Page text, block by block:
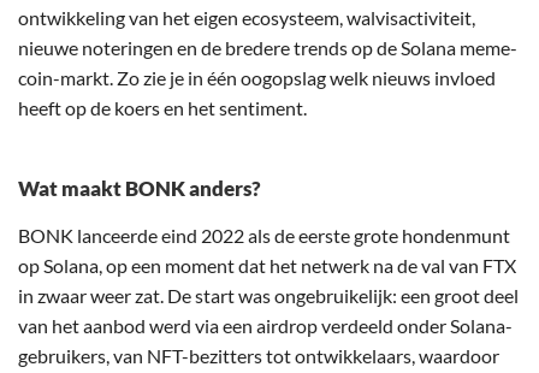
ontwikkeling van het eigen ecosysteem, walvisactiviteit,
nieuwe noteringen en de bredere trends op de Solana meme-
coin-markt. Zo zie je in één oogopslag welk nieuws invloed
heeft op de koers en het sentiment.
Wat maakt BONK anders?
BONK lanceerde eind 2022 als de eerste grote hondenmunt
op Solana, op een moment dat het netwerk na de val van FTX
in zwaar weer zat. De start was ongebruikelijk: een groot deel
van het aanbod werd via een airdrop verdeeld onder Solana-
gebruikers, van NFT-bezitters tot ontwikkelaars, waardoor